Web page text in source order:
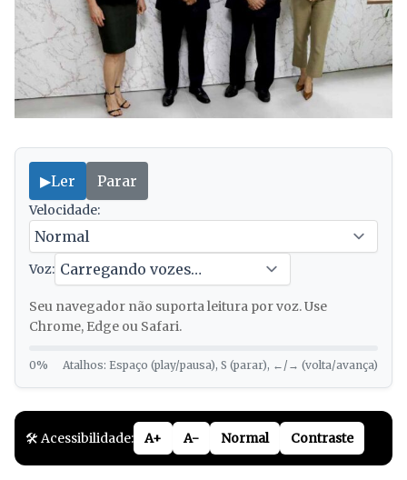
▶Ler Parar
Velocidade:
Voz:
Seu navegador não suporta leitura por voz. Use
Chrome, Edge ou Safari.
0% Atalhos: Espaço (play/pausa), S (parar), ←/→ (volta/avança)
🛠️ Acessibilidade: A+ A- Normal Contraste